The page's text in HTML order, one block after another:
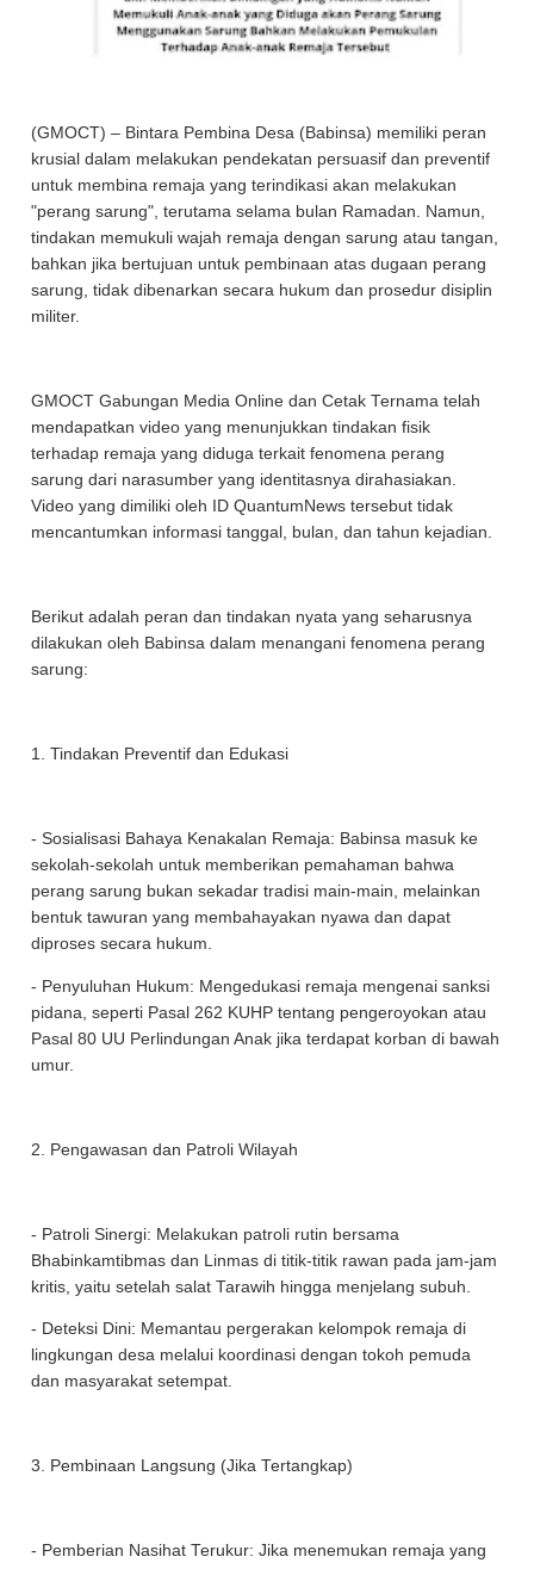
(GMOCT) – Bintara Pembina Desa (Babinsa) memiliki peran
krusial dalam melakukan pendekatan persuasif dan preventif
untuk membina remaja yang terindikasi akan melakukan
"perang sarung", terutama selama bulan Ramadan. Namun,
tindakan memukuli wajah remaja dengan sarung atau tangan,
bahkan jika bertujuan untuk pembinaan atas dugaan perang
sarung, tidak dibenarkan secara hukum dan prosedur disiplin
militer.
GMOCT Gabungan Media Online dan Cetak Ternama telah
mendapatkan video yang menunjukkan tindakan fisik
terhadap remaja yang diduga terkait fenomena perang
sarung dari narasumber yang identitasnya dirahasiakan.
Video yang dimiliki oleh ID QuantumNews tersebut tidak
mencantumkan informasi tanggal, bulan, dan tahun kejadian.
Berikut adalah peran dan tindakan nyata yang seharusnya
dilakukan oleh Babinsa dalam menangani fenomena perang
sarung:
1. Tindakan Preventif dan Edukasi
- Sosialisasi Bahaya Kenakalan Remaja: Babinsa masuk ke
sekolah-sekolah untuk memberikan pemahaman bahwa
perang sarung bukan sekadar tradisi main-main, melainkan
bentuk tawuran yang membahayakan nyawa dan dapat
diproses secara hukum.
- Penyuluhan Hukum: Mengedukasi remaja mengenai sanksi
pidana, seperti Pasal 262 KUHP tentang pengeroyokan atau
Pasal 80 UU Perlindungan Anak jika terdapat korban di bawah
umur.
2. Pengawasan dan Patroli Wilayah
- Patroli Sinergi: Melakukan patroli rutin bersama
Bhabinkamtibmas dan Linmas di titik-titik rawan pada jam-jam
kritis, yaitu setelah salat Tarawih hingga menjelang subuh.
- Deteksi Dini: Memantau pergerakan kelompok remaja di
lingkungan desa melalui koordinasi dengan tokoh pemuda
dan masyarakat setempat.
3. Pembinaan Langsung (Jika Tertangkap)
- Pemberian Nasihat Terukur: Jika menemukan remaja yang